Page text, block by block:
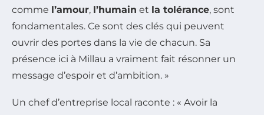
comme l’amour, l’humain et la tolérance, sont
fondamentales. Ce sont des clés qui peuvent
ouvrir des portes dans la vie de chacun. Sa
présence ici à Millau a vraiment fait résonner un
message d’espoir et d’ambition. »
Un chef d’entreprise local raconte : « Avoir la